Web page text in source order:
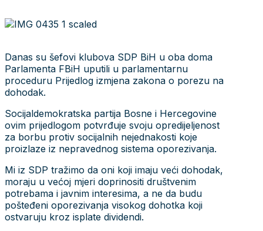
Danas su šefovi klubova SDP BiH u oba doma
Parlamenta FBiH uputili u parlamentarnu
proceduru Prijedlog izmjena zakona o porezu na
dohodak.
Socijaldemokratska partija Bosne i Hercegovine
ovim prijedlogom potvrđuje svoju opredijeljenost
za borbu protiv socijalnih nejednakosti koje
proizlaze iz nepravednog sistema oporezivanja.
Mi iz SDP tražimo da oni koji imaju veći dohodak,
moraju u većoj mjeri doprinositi društvenim
potrebama i javnim interesima, a ne da budu
pošteđeni oporezivanja visokog dohotka koji
ostvaruju kroz isplate dividendi.